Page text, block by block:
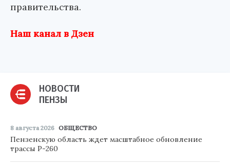
правительства.
Наш канал в Дзен
НОВОСТИ
ПЕНЗЫ
8 августа 2026 ОБЩЕСТВО
Пензенскую область ждет масштабное обновление
трассы Р-260